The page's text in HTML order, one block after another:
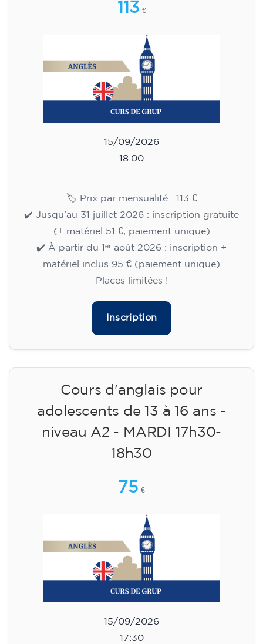
113 €
15/09/2026
18:00
🏷️ Prix par mensualité : 113 €
✔️ Jusqu'au 31 juillet 2026 : inscription gratuite
(+ matériel 51 €, paiement unique)
✔️ À partir du 1ᵉʳ août 2026 : inscription +
matériel inclus 95 € (paiement unique)
Places limitées !
Inscription
Cours d'anglais pour
adolescents de 13 à 16 ans -
niveau A2 - MARDI 17h30-
18h30
75 €
15/09/2026
17:30